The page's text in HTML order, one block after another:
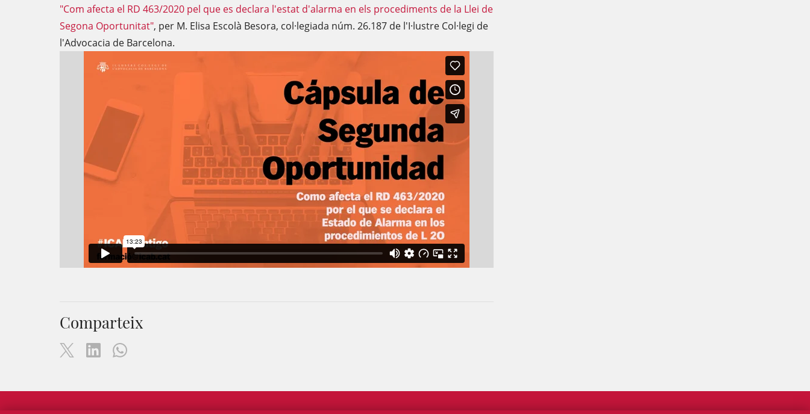
"Com afecta el RD 463/2020 pel que es declara l'estat d'alarma en els procediments de la Llei de
Segona Oportunitat", per M. Elisa Escolà Besora, col·legiada núm. 26.187 de l'I·lustre Col·legi de
l'Advocacia de Barcelona.
Comparteix